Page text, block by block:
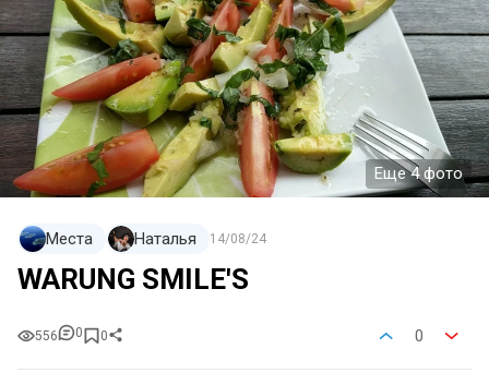
Еще 4 фото
Места Наталья 14/08/24
WARUNG SMILE'S
556 0 0 0